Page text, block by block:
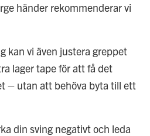
händer rekommenderar vi
kan vi även justera greppet
lager tape för att få det
– utan att behöva byta till ett
din sving negativt och leda